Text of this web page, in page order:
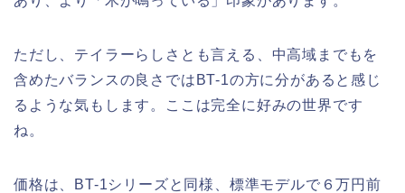
ただし、テイラーらしさとも言える、中高域までもを
含めたバランスの良さではBT-1の方に分があると感じ
るような気もします。ここは完全に好みの世界です
ね。
価格は、BT-1シリーズと同様、標準モデルで６万円前